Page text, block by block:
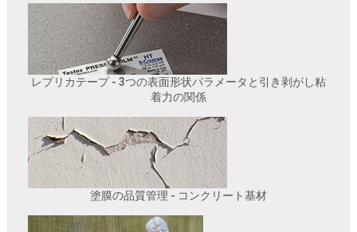
レプリカテープ - 3つの表面形状パラメータと引き剥がし粘
着力の関係
塗膜の品質管理 - コンクリート基材